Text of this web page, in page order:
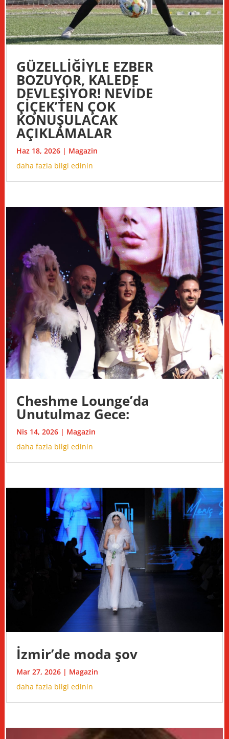
GÜZELLİĞİYLE EZBER
BOZUYOR, KALEDE
DEVLEŞİYOR! NEVİDE
ÇİÇEK’TEN ÇOK
KONUŞULACAK
AÇIKLAMALAR
Haz 18, 2026 | Magazin
daha fazla bilgi edinin
Cheshme Lounge’da
Unutulmaz Gece:
Nis 14, 2026 | Magazin
daha fazla bilgi edinin
İzmir’de moda şov
Mar 27, 2026 | Magazin
daha fazla bilgi edinin